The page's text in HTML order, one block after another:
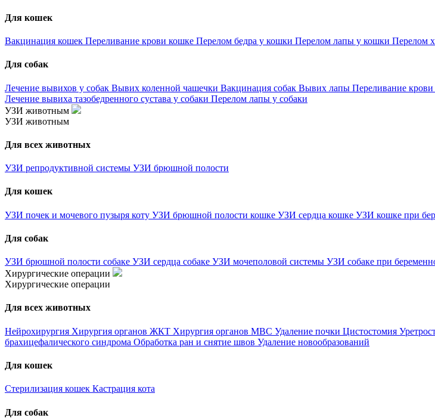
Для кошек
Вакцинация кошек Переливание крови кошке Перелом бедра у кошки Перелом лапы у кошки Перелом
Для собак
Лечение вывихов у собак Вывих коленной чашечки Вакцинация собак Вывих лапы Переливание крови
Лечение вывиха тазобедренного сустава у собаки Перелом лапы у собаки
УЗИ животным
УЗИ животным
Для всех животных
УЗИ репродуктивной системы УЗИ брюшной полости
Для кошек
УЗИ почек и мочевого пузыря коту УЗИ брюшной полости кошке УЗИ сердца кошке УЗИ кошке при
Для собак
УЗИ брюшной полости собаке УЗИ сердца собаке УЗИ мочеполовой системы УЗИ собаке при
Хирургические операции
Хирургические операции
Для всех животных
Нейрохирургия Хирургия органов ЖКТ Хирургия органов МВС Удаление почки Цистостомия
брахицефалического синдрома Обработка ран и снятие швов Удаление новообразований
Для кошек
Стерилизация кошек Кастрация кота
Для собак